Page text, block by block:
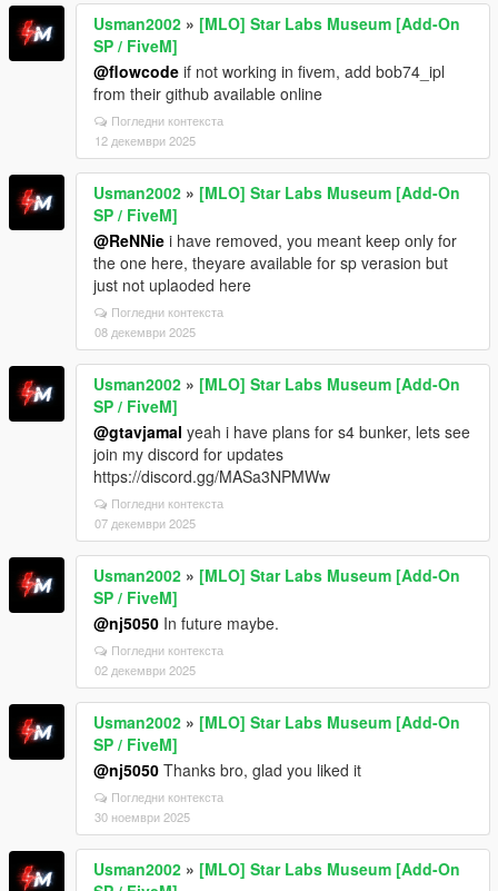
Usman2002 » [MLO] Star Labs Museum [Add-On
SP / FiveM]
@flowcode if not working in fivem, add bob74_ipl
from their github available online
Погледни контекста
12 декември 2025
Usman2002 » [MLO] Star Labs Museum [Add-On
SP / FiveM]
@ReNNie i have removed, you meant keep only for
the one here, theyare available for sp verasion but
just not uplaoded here
Погледни контекста
08 декември 2025
Usman2002 » [MLO] Star Labs Museum [Add-On
SP / FiveM]
@gtavjamal yeah i have plans for s4 bunker, lets see
join my discord for updates
https://discord.gg/MASa3NPMWw
Погледни контекста
07 декември 2025
Usman2002 » [MLO] Star Labs Museum [Add-On
SP / FiveM]
@nj5050 In future maybe.
Погледни контекста
02 декември 2025
Usman2002 » [MLO] Star Labs Museum [Add-On
SP / FiveM]
@nj5050 Thanks bro, glad you liked it
Погледни контекста
30 ноември 2025
Usman2002 » [MLO] Star Labs Museum [Add-On